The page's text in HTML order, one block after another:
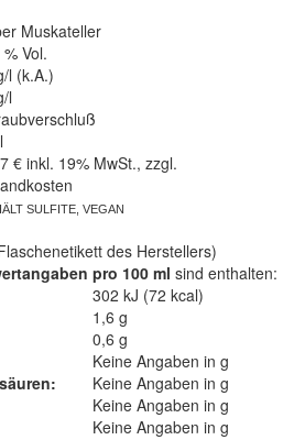
Muskateller
Vol.
l (k.A.)
l
€ inkl. 19% MwSt., zzgl.
SULFITE, VEGAN
des Herstellers)
pro 100 ml sind enthalten:
302 kJ (72 kcal)
1,6 g
0,6 g
Keine Angaben in g
Keine Angaben in g
Keine Angaben in g
Keine Angaben in g